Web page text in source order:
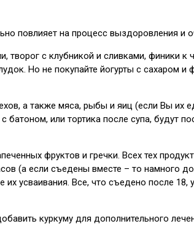
повлияет на процесс выздоровления и
творог с клубникой и сливками, финики
Но не покупайте йогурты с сахаром и
а также мяса, рыбы и яиц (если Вы их
или тортика после супа, будут
фруктов и гречки. Всех тех
(а если съедены вместе – то намного
усваивания. Все, что съедено после 18,
куркуму для дополнительного